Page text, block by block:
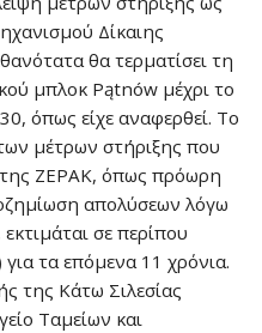
Δίκαιης
θα τερματίσει τη
μπλοκ Pątnów μέχρι το
όπως είχε αναφερθεί. Το
μέτρων στήριξης που
της ZEPAK, όπως πρόωρη
απολύσεων λόγω
σε περίπου
τα επόμενα 11 χρόνια.
της Κάτω Σιλεσίας
Ταμείων και